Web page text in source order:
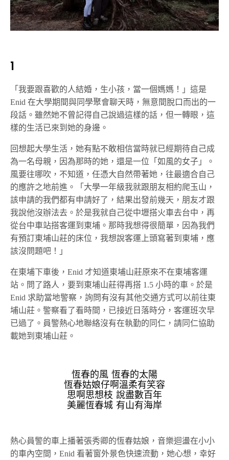
1
「我要跟喜歡的人結婚，生小孩，當一個媽媽！」這是
Enid 在大學期間與同學聚會聊天時，無意間脫口而出的一
段話。雖然她不曾記得自己說過這樣的話，但一轉眼，這
樣的生活已來到她的身邊。
回想起大學生活，她有點不敢相信當時就已經期待自己成
為一名母親，因為那時的她，還是一位「如風的女子」。
風要往哪吹，不知道，任憑大自然帶著她，往最適合自己
的應許之地前進。「大學一年級我就跟朋友相約爬玉山，
該申請的我們都有申請好了，結果出發前幾天，朋友才跟
我說他沒辦法去。於是我就自己從中壢搭火車去台中，再
從台中車站搭客運到東埔。那時我想得很簡單，因為我們
有預訂東埔山莊的床位，我想說客運上頭寫著到東埔，應
該沒問題吧！」
在東埔下車後，Enid 才知道東埔山莊原來不在東埔客運
站。問了路人，要到東埔山莊得再搭 1.5 小時的車。於是
Enid 求助當地警察，詢問有沒有其他交通方式可以前往東
埔山莊。警察看了看時間，已接近日落時分，客運班次早
已過了。員警熱心地聯絡沒有在執勤的同仁，請同仁協助
載她到東埔山莊。
恆春的風 恆春的太陽
恆春姑娘仔啊溫柔有笑容
思啊思想枝 說盡數百年
美麗恆春城 有山有海岸
熱心員警的車上播著張秀卿的恆春姑娘，音樂迴盪在小小
的車內空間，Enid 看著窗外景色快速流動，她心想，幸好